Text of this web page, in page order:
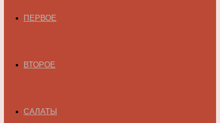
ПЕРВОЕ
ВТОРОЕ
САЛАТЫ